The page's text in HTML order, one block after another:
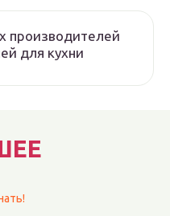
производителей
для кухни